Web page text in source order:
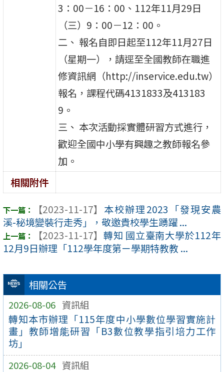
相關公告
2026-08-06 資訊組
轉知本市辦理「115年度中小學數位學習實施計
畫」教師增能研習「B3數位教學指引培力工作
坊」
2026-08-04 資訊組
3：00－16：00、112年11月29日
（三）9：00－12：00。
二、 報名自即日起至112年11月27日
（星期一），請逕至全國教師在職進
修資訊網（http://inservice.edu.tw）
報名，課程代碼4131833及413183
9。
三、 本次活動採實體研習方式進行，
歡迎全國中小學有興趣之教師報名參
加。
相關附件
【2023-11-17】 本校辦理2023「發現安農
溪-秘境變裝行走秀」，敬邀貴校學生踴躍 ...
【2023-11-17】 轉知 國立臺南大學於112年
12月9日辦理「112學年度第ㄧ學期特教教 ...